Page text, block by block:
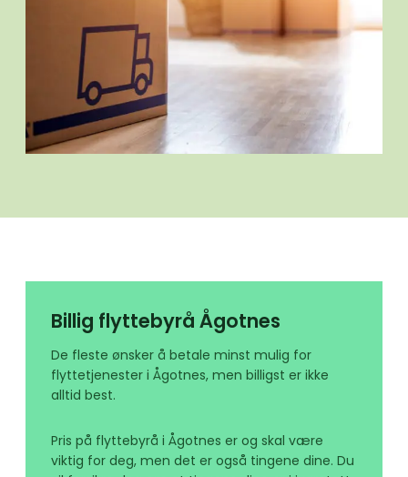
Billig flyttebyrå Ågotnes
De fleste ønsker å betale minst mulig for
flyttetjenester i Ågotnes, men billigst er ikke
alltid best.
Pris på flyttebyrå i Ågotnes er og skal være
viktig for deg, men det er også tingene dine. Du